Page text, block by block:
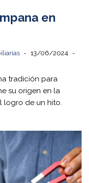
en
13/06/2024
tradición para
su origen en la
logro de un hito.